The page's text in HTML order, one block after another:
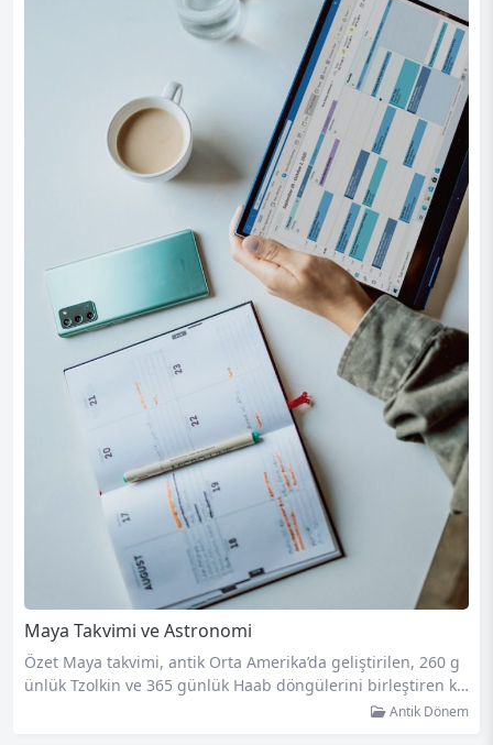
i. İmparatorluk, geniş bir coğrafyada…
Maya Takvimi ve Astronomi
Özet Maya takvimi, antik Orta Amerika’da geliştirilen, 260 g
ünlük Tzolkin ve 365 günlük Haab döngülerini birleştiren ka
rmaşık bir zaman ölçüm sistemidir. Bu sistem, astronomik ol
Antik Dönem